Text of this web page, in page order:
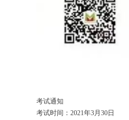
考试通知
考试时间：2021年3月30日